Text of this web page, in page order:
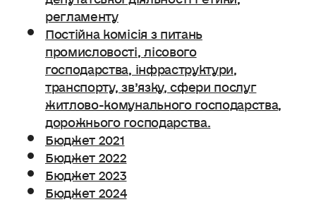
регламенту
Постійна комісія з питань
промисловості, лісового
господарства, інфраструктури,
транспорту, зв’язку, сфери послуг
житлово-комунального господарства,
дорожнього господарства.
Бюджет 2021
Бюджет 2022
Бюджет 2023
Бюджет 2024